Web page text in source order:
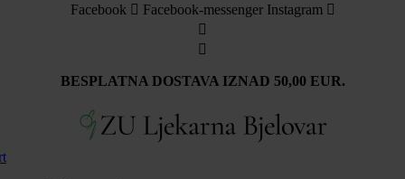
Facebook Facebook-messenger Instagram
BESPLATNA DOSTAVA IZNAD 50,00 EUR.